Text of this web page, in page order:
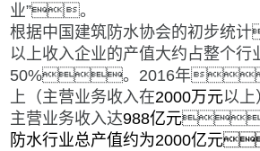
业”。
根据中国建筑防水协会的初步
以上收入企业的产值大约占整个行
50%。2016年
上（主营业务收入在2000万元以
主营业务收入达988亿元
防水行业总产值约为2000亿元